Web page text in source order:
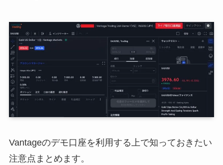
Vantageのデモ口座を利用する上で知っておきたい
注意点まとめます。